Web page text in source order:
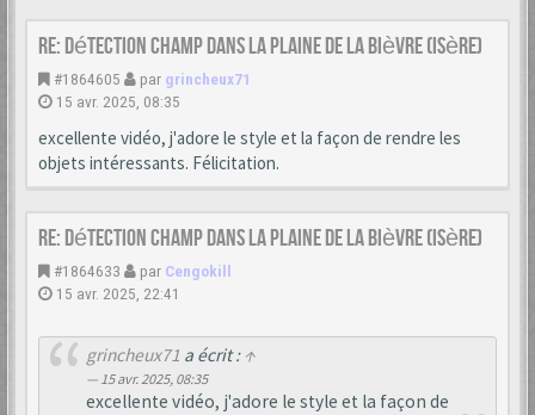
Re: Détection champ dans la Plaine de la Bièvre (Isère)
#1864605 par grincheux71
15 avr. 2025, 08:35
excellente vidéo, j'adore le style et la façon de rendre les
objets intéressants. Félicitation.
Re: Détection champ dans la Plaine de la Bièvre (Isère)
#1864633 par Cengokill
15 avr. 2025, 22:41
grincheux71 a écrit : ↑
15 avr. 2025, 08:35
excellente vidéo, j'adore le style et la façon de